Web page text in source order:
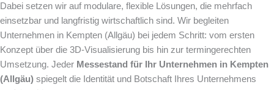
Dabei setzen wir auf modulare, flexible Lösungen, die mehrfach
einsetzbar und langfristig wirtschaftlich sind. Wir begleiten
Unternehmen in Kempten (Allgäu) bei jedem Schritt: vom ersten
Konzept über die 3D-Visualisierung bis hin zur termingerechten
Umsetzung. Jeder Messestand für Ihr Unternehmen in Kempten
(Allgäu) spiegelt die Identität und Botschaft Ihres Unternehmens